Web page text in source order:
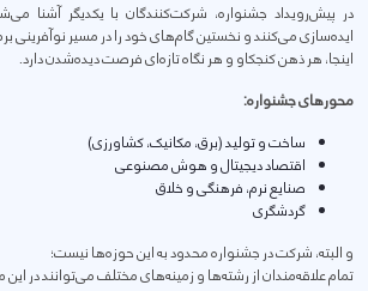
در پیش‌رویداد جشنواره، شرکت‌کنندگان با یکدیگر آشنا
ایده‌سازی می‌کنند و نخستین گام‌های خود را در مسیر نوآفرینی
اینجا، هر ذهن کنجکاو و هر نگاه تازه‌ای فرصت دیده‌شدن دارد.
محورهای جشنواره:
ساخت و تولید (برق، مکانیک، کشاورزی)
اقتصاد دیجیتال و هوش مصنوعی
صنایع نرم، فرهنگی و خلاق
گردشگری
و البته، شرکت در جشنواره محدود به این حوزه‌ها نیست؛
تمام علاقه‌مندان از رشته‌ها و زمینه‌های مختلف می‌توانند در